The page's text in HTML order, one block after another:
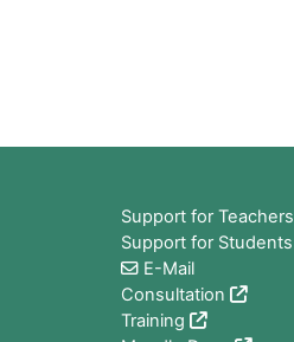
Support for Teachers
Support for Students
E-Mail
Consultation
Training